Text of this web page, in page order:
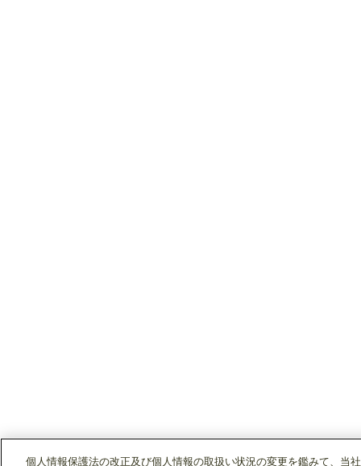
個人情報保護法の改正及び個人情報の取扱い状況の変更を鑑みて、当